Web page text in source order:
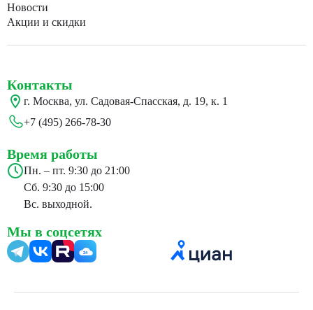
Новости
Акции и скидки
Контакты
г. Москва, ул. Садовая-Спасская, д. 19, к. 1
+7 (495) 266-78-30
Время работы
Пн. – пт. 9:30 до 21:00
Сб. 9:30 до 15:00
Вс. выходной.
Мы в соцсетях
24